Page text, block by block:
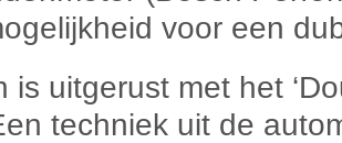
voor een
is uitgerust met het
techniek uit de